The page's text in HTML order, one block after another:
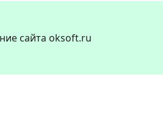
сайта oksoft.ru